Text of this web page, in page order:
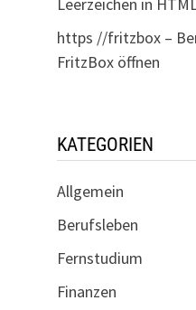
https //fritzbox –
FritzBox öffnen
KATEGORIEN
Allgemein
Berufsleben
Fernstudium
Finanzen